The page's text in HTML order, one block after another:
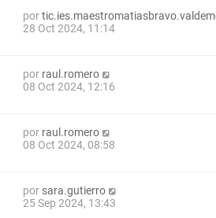
por
28 Oct 2024, 11:14
por raul.romero
08 Oct 2024, 12:16
por raul.romero
08 Oct 2024, 08:58
por sara.gutierro
25 Sep 2024, 13:43